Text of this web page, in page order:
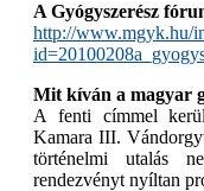
A Gyógyszerész
http://www.mgyk.hu/
Mit kíván a magyar
A fenti címmel
Kamara III.
történelmi utalás
rendezvényt nyíltan